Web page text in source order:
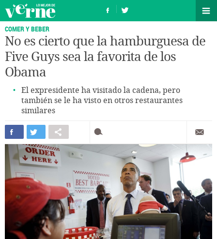
COMER Y BEBER
No es cierto que la hamburguesa de
Five Guys sea la favorita de los
Obama
El expresidente ha visitado la cadena, pero
también se le ha visto en otros restaurantes
similares